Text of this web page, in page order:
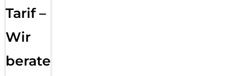
griffbereit halten möchten – ohne Kompromisse bei
Komfort oder Ästhetik.
Tarif –
Wir
beraten